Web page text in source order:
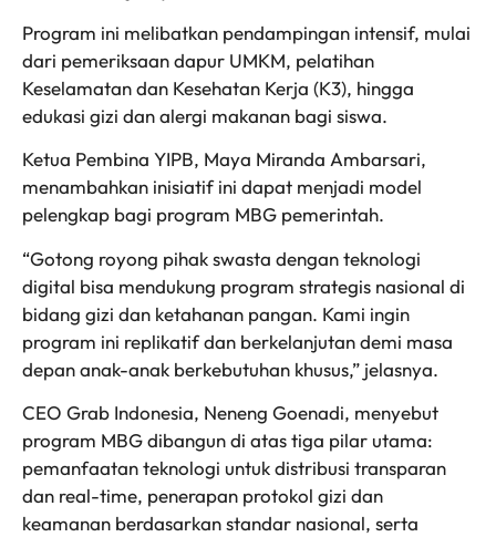
Program ini melibatkan pendampingan intensif, mulai
dari pemeriksaan dapur UMKM, pelatihan
Keselamatan dan Kesehatan Kerja (K3), hingga
edukasi gizi dan alergi makanan bagi siswa.
Ketua Pembina YIPB, Maya Miranda Ambarsari,
menambahkan inisiatif ini dapat menjadi model
pelengkap bagi program MBG pemerintah.
“Gotong royong pihak swasta dengan teknologi
digital bisa mendukung program strategis nasional di
bidang gizi dan ketahanan pangan. Kami ingin
program ini replikatif dan berkelanjutan demi masa
depan anak-anak berkebutuhan khusus,” jelasnya.
CEO Grab Indonesia, Neneng Goenadi, menyebut
program MBG dibangun di atas tiga pilar utama:
pemanfaatan teknologi untuk distribusi transparan
dan real-time, penerapan protokol gizi dan
keamanan berdasarkan standar nasional, serta